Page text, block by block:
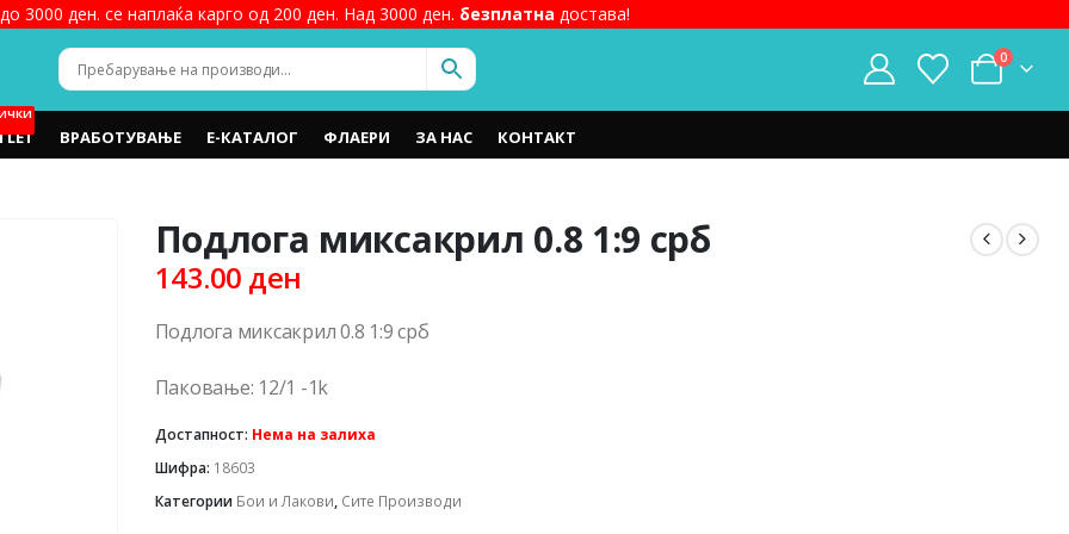
3000 ден. се наплаќа карго од 200 ден. Над 3000 ден. безплатна достава!
0
ВРАБОТУВАЊЕ Е-КАТАЛОГ ФЛАЕРИ ЗА НАС КОНТАКТ
Подлога миксакрил 0.8 1:9 срб
143.00 ден
Подлога миксакрил 0.8 1:9 срб
Паковање: 12/1 -1k
Достапност: Нема на залиха
Шифра: 18603
Категории Бои и Лакови, Сите Производи